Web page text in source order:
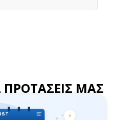
ΜΑΣ